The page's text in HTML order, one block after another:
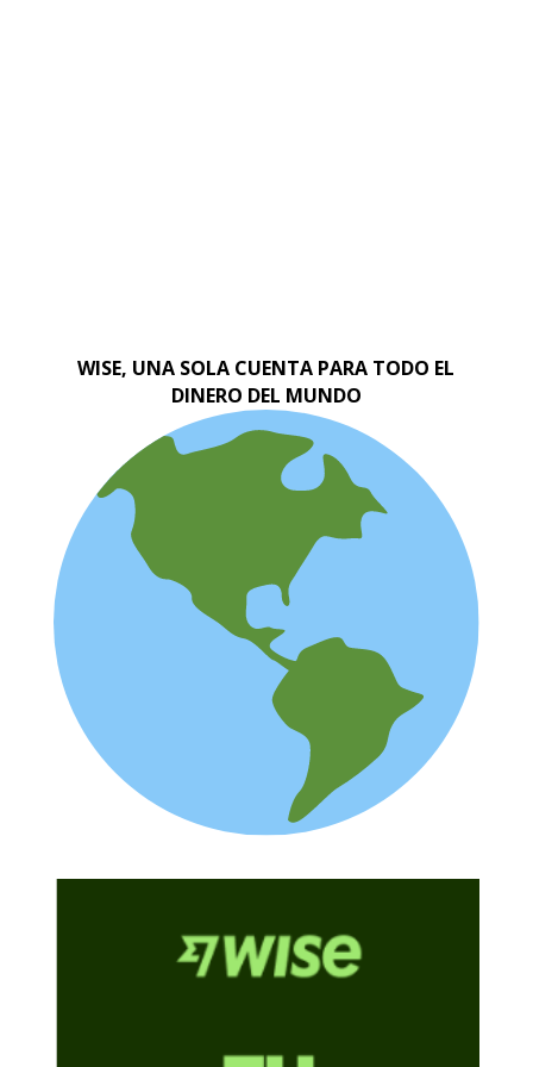
WISE, UNA SOLA CUENTA PARA TODO EL
DINERO DEL MUNDO